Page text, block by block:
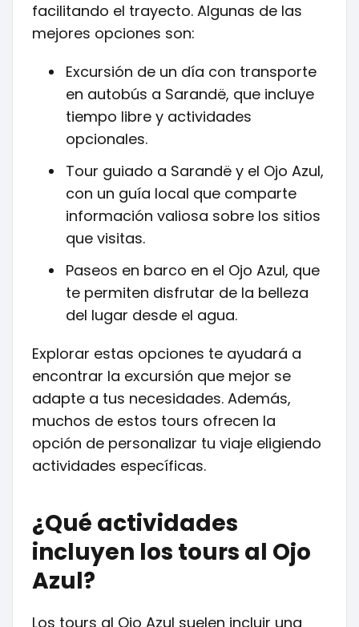
facilitando el trayecto. Algunas de las
mejores opciones son:
Excursión de un día con transporte
en autobús a Sarandë, que incluye
tiempo libre y actividades
opcionales.
Tour guiado a Sarandë y el Ojo Azul,
con un guía local que comparte
información valiosa sobre los sitios
que visitas.
Paseos en barco en el Ojo Azul, que
te permiten disfrutar de la belleza
del lugar desde el agua.
Explorar estas opciones te ayudará a
encontrar la excursión que mejor se
adapte a tus necesidades. Además,
muchos de estos tours ofrecen la
opción de personalizar tu viaje eligiendo
actividades específicas.
¿Qué actividades
incluyen los tours al Ojo
Azul?
Los tours al Ojo Azul suelen incluir una